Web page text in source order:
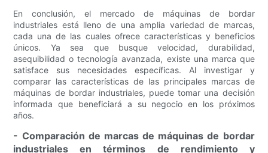
En conclusión, el mercado de máquinas de bordar
industriales está lleno de una amplia variedad de marcas,
cada una de las cuales ofrece características y beneficios
únicos. Ya sea que busque velocidad, durabilidad,
asequibilidad o tecnología avanzada, existe una marca que
satisface sus necesidades específicas. Al investigar y
comparar las características de las principales marcas de
máquinas de bordar industriales, puede tomar una decisión
informada que beneficiará a su negocio en los próximos
años.
- Comparación de marcas de máquinas de bordar
industriales en términos de rendimiento y